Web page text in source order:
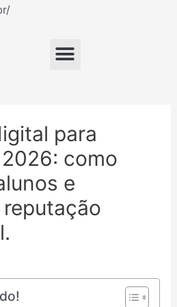
Ir
Menu
para
como
e